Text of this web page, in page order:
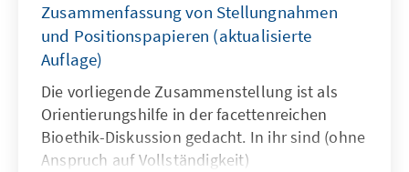
Zusammenfassung von Stellungnahmen
und Positionspapieren (aktualisierte
Auflage)
Die vorliegende Zusammenstellung ist als
Orientierungshilfe in der facettenreichen
Bioethik-Diskussion gedacht. In ihr sind (ohne
Anspruch auf Vollständigkeit)